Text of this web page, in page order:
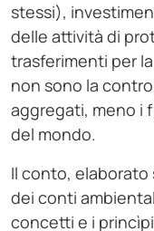
stessi),
delle attività di
trasferimenti per
non sono la
aggregati, meno i
del mondo.
Il conto,
dei conti
concetti e i